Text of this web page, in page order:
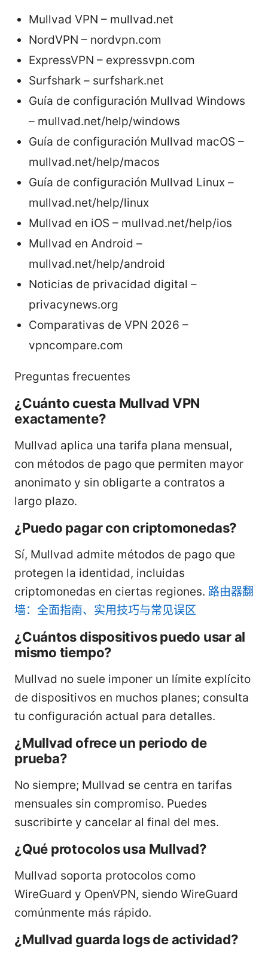
Mullvad VPN – mullvad.net
NordVPN – nordvpn.com
ExpressVPN – expressvpn.com
Surfshark – surfshark.net
Guía de configuración Mullvad Windows
– mullvad.net/help/windows
Guía de configuración Mullvad macOS –
mullvad.net/help/macos
Guía de configuración Mullvad Linux –
mullvad.net/help/linux
Mullvad en iOS – mullvad.net/help/ios
Mullvad en Android –
mullvad.net/help/android
Noticias de privacidad digital –
privacynews.org
Comparativas de VPN 2026 –
vpncompare.com
Preguntas frecuentes
¿Cuánto cuesta Mullvad VPN
exactamente?
Mullvad aplica una tarifa plana mensual,
con métodos de pago que permiten mayor
anonimato y sin obligarte a contratos a
largo plazo.
¿Puedo pagar con criptomonedas?
Sí, Mullvad admite métodos de pago que
protegen la identidad, incluidas
criptomonedas en ciertas regiones. 路由器翻
墙：全面指南、实用技巧与常见误区
¿Cuántos dispositivos puedo usar al
mismo tiempo?
Mullvad no suele imponer un límite explícito
de dispositivos en muchos planes; consulta
tu configuración actual para detalles.
¿Mullvad ofrece un periodo de
prueba?
No siempre; Mullvad se centra en tarifas
mensuales sin compromiso. Puedes
suscribirte y cancelar al final del mes.
¿Qué protocolos usa Mullvad?
Mullvad soporta protocolos como
WireGuard y OpenVPN, siendo WireGuard
comúnmente más rápido.
¿Mullvad guarda logs de actividad?